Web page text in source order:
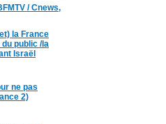
/ Cnews,
la France
public /la
Israël
ne pas
2)